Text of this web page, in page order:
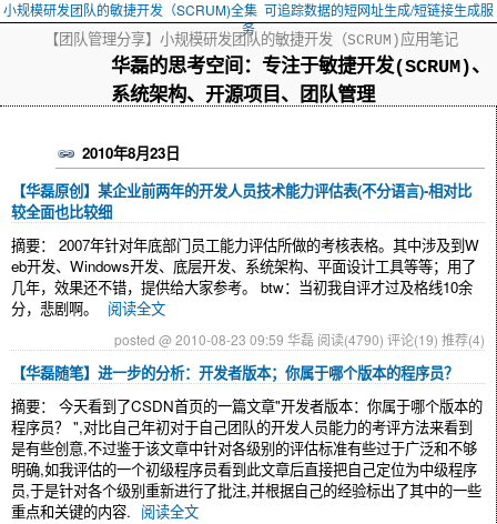
小规模研发团队的敏捷开发（SCRUM)全集 可追踪数据的短网址生成/短链接生成服
务
华磊的思考空间：专注于敏捷开发(SCRUM)、
系统架构、开源项目、团队管理
【团队管理分享】小规模研发团队的敏捷开发（SCRUM)应用笔记
2010年8月23日
【华磊原创】某企业前两年的开发人员技术能力评估表(不分语言)-相对比
较全面也比较细
摘要： 2007年针对年底部门员工能力评估所做的考核表格。其中涉及到W
eb开发、Windows开发、底层开发、系统架构、平面设计工具等等；用了
几年，效果还不错，提供给大家参考。 btw：当初我自评才过及格线10余
分，悲剧啊。
阅读全文
posted @ 2010-08-23 09:59 华磊 阅读(4790) 评论(19) 推荐(4)
【华磊随笔】进一步的分析：开发者版本；你属于哪个版本的程序员？
摘要： 今天看到了CSDN首页的一篇文章"开发者版本：你属于哪个版本的
程序员？ ",对比自己年初对于自己团队的开发人员能力的考评方法来看到
是有些创意,不过鉴于该文章中针对各级别的评估标准有些过于广泛和不够
明确,如我评估的一个初级程序员看到此文章后直接把自己定位为中级程序
员,于是针对各个级别重新进行了批注,并根据自己的经验标出了其中的一些
重点和关键的内容. 阅读全文